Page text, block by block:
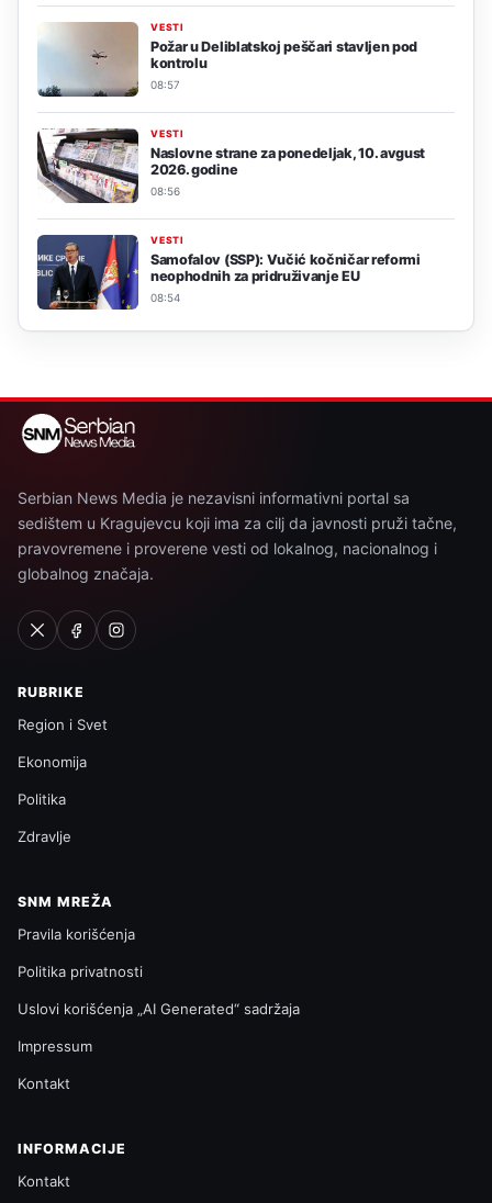
VESTI
Požar u Deliblatskoj peščari stavljen pod
kontrolu
08:57
VESTI
Naslovne strane za ponedeljak, 10. avgust
2026. godine
08:56
VESTI
Samofalov (SSP): Vučić kočničar reformi
neophodnih za pridruživanje EU
08:54
Serbian News Media je nezavisni informativni portal sa
sedištem u Kragujevcu koji ima za cilj da javnosti pruži tačne,
pravovremene i proverene vesti od lokalnog, nacionalnog i
globalnog značaja.
RUBRIKE
Region i Svet
Ekonomija
Politika
Zdravlje
SNM MREŽA
Pravila korišćenja
Politika privatnosti
Uslovi korišćenja „AI Generated“ sadržaja
Impressum
Kontakt
INFORMACIJE
Kontakt